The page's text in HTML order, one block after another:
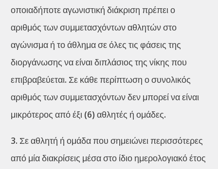
οποιαδήποτε αγωνιστική διάκριση πρέπει ο
αριθμός των συμμετασχόντων αθλητών στο
αγώνισμα ή το άθλημα σε όλες τις φάσεις της
διοργάνωσης να είναι διπλάσιος της νίκης που
επιβραβεύεται. Σε κάθε περίπτωση ο συνολικός
αριθμός των συμμετασχόντων δεν μπορεί να είναι
μικρότερος από έξι (6) αθλητές ή ομάδες.
3. Σε αθλητή ή ομάδα που σημειώνει περισσότερες
από μία διακρίσεις μέσα στο ίδιο ημερολογιακό έτος